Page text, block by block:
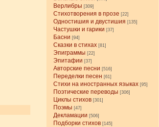
Верлибры [309]
Стихотворения в прозе [22]
Одностишия и двустишия [135]
Частушки и гарики [37]
Басни [94]
Сказки в стихах [81]
Эпиграммы [22]
Эпитафии [37]
Авторские песни [516]
Переделки песен [61]
Стихи на иностранных языках [95]
Поэтические переводы [306]
Циклы стихов [301]
Поэмы [47]
Декламации [506]
Подборки стихов [145]